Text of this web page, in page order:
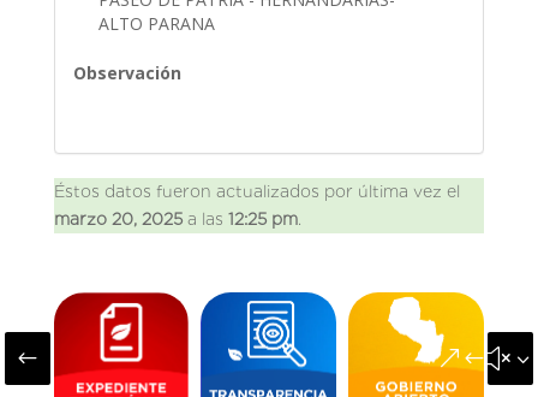
ALTO PARANA
Observación
Éstos datos fueron actualizados por última vez el
marzo 20, 2025a las 12:25 pm.
#